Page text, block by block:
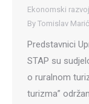
Ekonomski razvoj
By Tomislav Marić
Predstavnici
STAP su
o ruralnom
turizma”